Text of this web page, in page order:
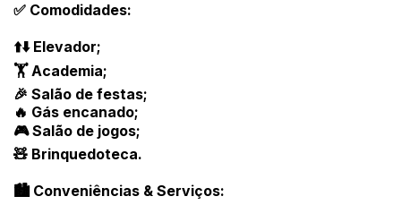
✅ Comodidades:
⬆️⬇️ Elevador;
🏋️ Academia;
🎉 Salão de festas;
🔥 Gás encanado;
🎮 Salão de jogos;
🧸 Brinquedoteca.
🏙️ Conveniências & Serviços: